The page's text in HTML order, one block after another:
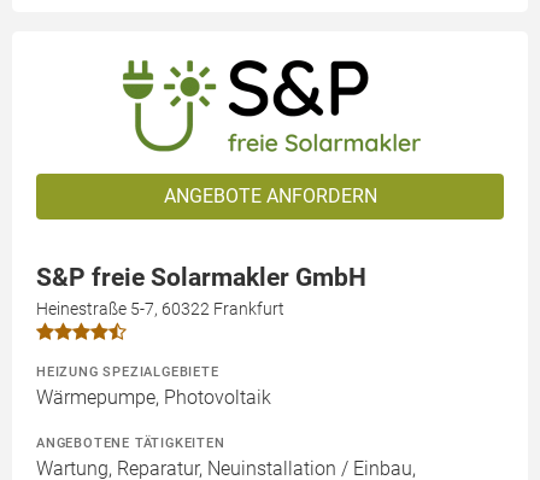
ANGEBOTE ANFORDERN
S&P freie Solarmakler GmbH
Heinestraße 5-7, 60322 Frankfurt
HEIZUNG SPEZIALGEBIETE
Wärmepumpe, Photovoltaik
ANGEBOTENE TÄTIGKEITEN
Wartung, Reparatur, Neuinstallation / Einbau,